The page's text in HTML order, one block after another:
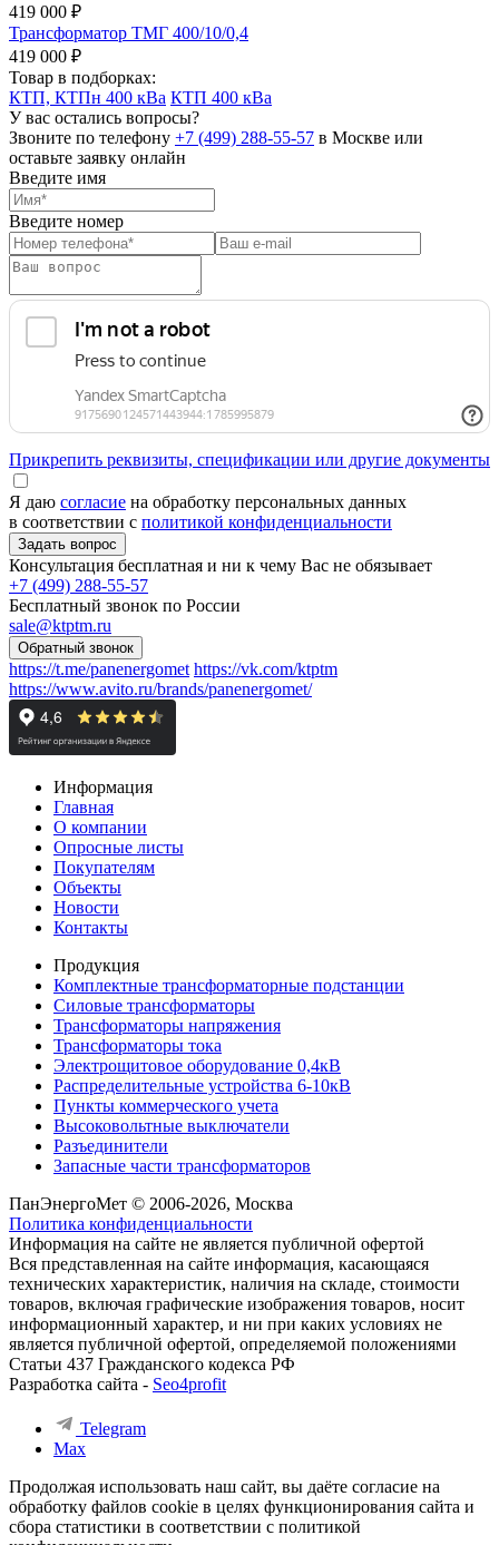
419 000 ₽
Трансформатор ТМГ 400/10/0,4
419 000 ₽
Товар в подборках:
КТП, КТПн 400 кВа КТП 400 кВа
У вас остались вопросы?
Звоните по телефону +7 (499) 288-55-57 в Москве или
оставьте заявку онлайн
Введите имя
Введите номер
Прикрепить реквизиты, спецификации или другие документы
Я даю согласие на обработку персональных данных
в соответствии с политикой конфиденциальности
Консультация бесплатная и ни к чему Вас не обязывает
+7 (499) 288-55-57
Бесплатный звонок по России
sale@ktptm.ru
https://t.me/panenergomet https://vk.com/ktptm
https://www.avito.ru/brands/panenergomet/
Информация
Главная
О компании
Опросные листы
Покупателям
Объекты
Новости
Контакты
Продукция
Комплектные трансформаторные подстанции
Силовые трансформаторы
Трансформаторы напряжения
Трансформаторы тока
Электрощитовое оборудование 0,4кВ
Распределительные устройства 6-10кВ
Пункты коммерческого учета
Высоковольтные выключатели
Разъединители
Запасные части трансформаторов
ПанЭнергоМет © 2006-2026, Москва
Политика конфиденциальности
Информация на сайте не является публичной офертой
Вся представленная на сайте информация, касающаяся
технических характеристик, наличия на складе, стоимости
товаров, включая графические изображения товаров, носит
информационный характер, и ни при каких условиях не
является публичной офертой, определяемой положениями
Статьи 437 Гражданского кодекса РФ
Разработка сайта - Seo4profit
Telegram
Max
Продолжая использовать наш сайт, вы даёте согласие на
обработку файлов cookie в целях функционирования сайта и
сбора статистики в соответствии с политикой